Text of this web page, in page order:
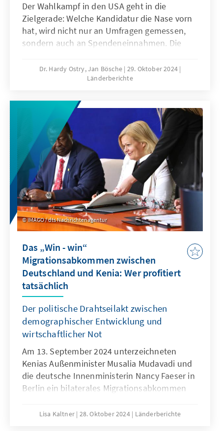
Der Wahlkampf in den USA geht in die
Zielgerade: Welche Kandidatur die Nase vorn
hat, wird nicht nur an Umfragen gemessen,
sondern auch an Spendeneinnahmen. Die
dass Bürger und Unternehmen ihre Arbeit mit
Spenden unterstützen. Dabei geht es um
nicht immer um Erfolg. Der letzte Wahlkampf
2020 hatte diesbezüglich bereits einen neuen
Rekord aufgestellt: 14,4 Milliarden US-Dollar
wurden für Präsidentschafts- und
Kongresswahlen ausgegeben und damit
doppelt so viel wie 2016.
Dr. Hardy Ostry, Jan Bösche 29. Oktober 2024
Länderberichte
IMAGO / dts Nachrichtenagentur
Das „Win - win“
Migrationsabkommen zwischen
Deutschland und Kenia: Wer profitiert
tatsächlich
Der politische Drahtseilakt zwischen
demographischer Entwicklung und
wirtschaftlicher Not
Am 13. September 2024 unterzeichneten
Kenias Außenminister Musalia Mudavadi und
die deutsche Innenministerin Nancy Faeser in
Berlin ein bilaterales Migrationsabkommen
Deutschland legale Wege für qualifizierte
Lisa Kaltner 28. Oktober 2024 Länderberichte